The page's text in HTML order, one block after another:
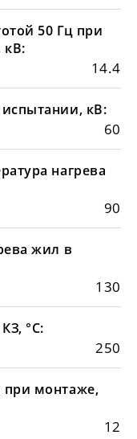
50 Гц при
кВ:
14.4
кВ:
60
нагрева
90
жил в
130
°С:
250
монтаже,
12